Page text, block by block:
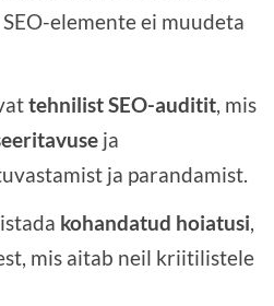
elemente ei muudeta
tehnilist SEO-auditit , mis
ja
ja parandamist.
kohandatud hoiatusi
mis aitab neil kriitilistele